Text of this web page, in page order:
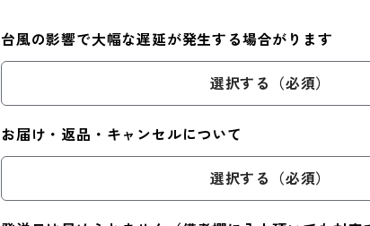
台風の影響で大幅な遅延が発生する場合がります
選択する（必須）
お届け・返品・キャンセルについて
選択する（必須）